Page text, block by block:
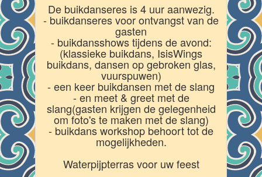
De buikdanseres is 4 uur aanwezig.
- buikdanseres voor ontvangst van de
gasten
- buikdansshows tijdens de avond:
(klassieke buikdans, IsisWings
buikdans, dansen op gebroken glas,
vuurspuwen)
- een keer buikdansen met de slang
- en meet & greet met de
slang(gasten krijgen de gelegenheid
om foto's te maken met de slang)
- buikdans workshop behoort tot de
mogelijkheden.
Waterpijpterras voor uw feest